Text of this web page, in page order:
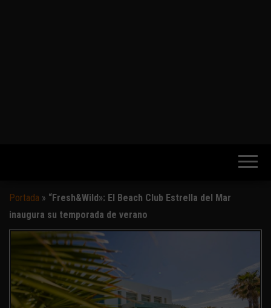
Portada » “Fresh&Wild»: El Beach Club Estrella del Mar
inaugura su temporada de verano